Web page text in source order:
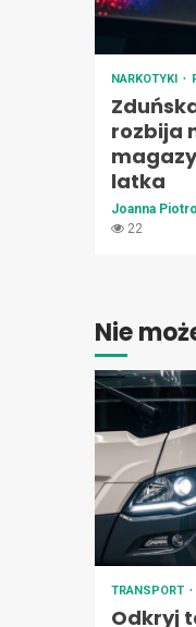
NARKOTYKI
rozbija
latka
Joanna
22
Nie
TRANSPORT
Odkryj